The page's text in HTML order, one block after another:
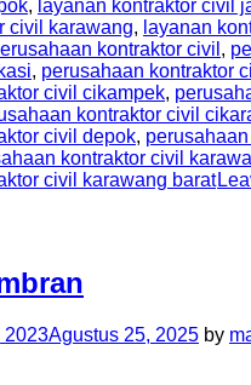
, layanan kontraktor civil
civil karawang, layanan
kontraktor civil ,
, perusahaan kontraktor
civil cikampek,
kontraktor civil
civil depok,
kontraktor civil
civil karawang barat
2023Agustus 25, 2025 by